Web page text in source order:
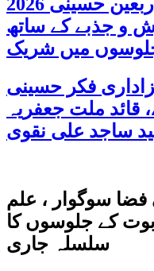
پاکستان بھر میں اربعین حسینی 2026
و جذبے کے ساتھ
جلوسوں میں شریک
حسینی 2026: عزاداری فکر حسینی
قائد ملت جعفریہ
ساجد علی نقوی
سوگوار ، علم
کے جلوسوں کا
سلسلہ جاری